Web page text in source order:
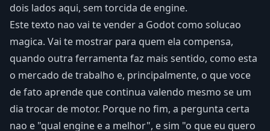
dois lados aqui, sem torcida de engine.
Este texto nao vai te vender a Godot como solucao
magica. Vai te mostrar para quem ela compensa,
quando outra ferramenta faz mais sentido, como esta
o mercado de trabalho e, principalmente, o que voce
de fato aprende que continua valendo mesmo se um
dia trocar de motor. Porque no fim, a pergunta certa
nao e "qual engine e a melhor", e sim "o que eu quero